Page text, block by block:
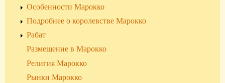
Особенности Марокко
Подробнее о королевстве Марокко
Рабат
Размещение в Марокко
Религия Марокко
Рынки Марокко